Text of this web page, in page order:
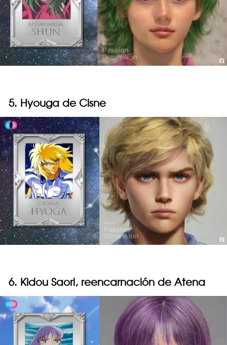
5. Hyouga de Cisne
6. Kidou Saori, reencarnación de Atena